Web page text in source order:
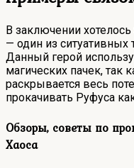
В заключении
— один из ситуативных
Данный герой
магических пачек, так
раскрывается весь
прокачивать Руфуса
Обзоры, советы по
Хаоса